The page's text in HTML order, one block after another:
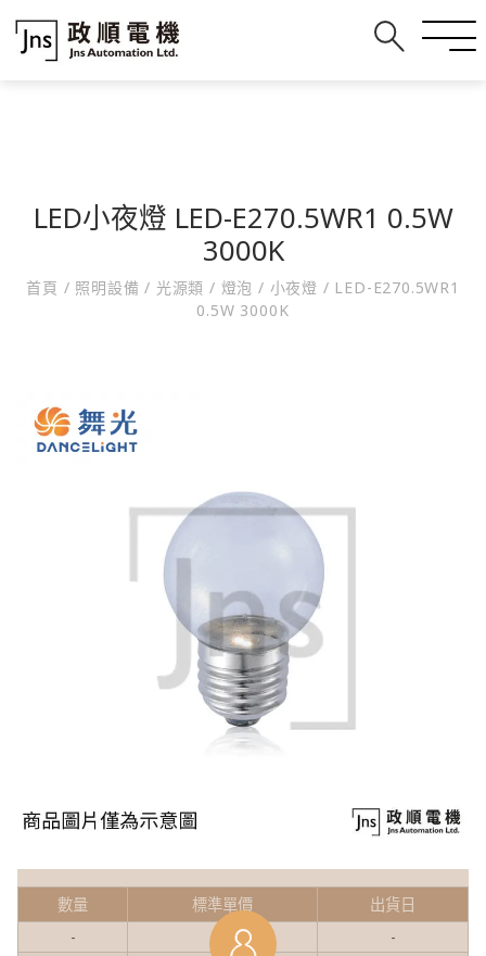
LED小夜燈 LED-E270.5WR1 0.5W
3000K
首頁 / 照明設備/ 光源類 / 燈泡/ 小夜燈 / LED-E270.5WR1
0.5W 3000K
數量 標準單價
出貨日
-
-